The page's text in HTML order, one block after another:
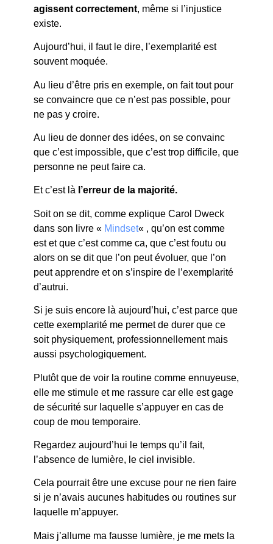
agissent correctement, même si l’injustice
existe.
Aujourd’hui, il faut le dire, l’exemplarité est
souvent moquée.
Au lieu d’être pris en exemple, on fait tout pour
se convaincre que ce n’est pas possible, pour
ne pas y croire.
Au lieu de donner des idées, on se convainc
que c’est impossible, que c’est trop difficile, que
personne ne peut faire ca.
Et c’est là l’erreur de la majorité.
Soit on se dit, comme explique Carol Dweck
dans son livre « Mindset« , qu’on est comme
est et que c’est comme ca, que c’est foutu ou
alors on se dit que l’on peut évoluer, que l’on
peut apprendre et on s’inspire de l’exemplarité
d’autrui.
Si je suis encore là aujourd’hui, c’est parce que
cette exemplarité me permet de durer que ce
soit physiquement, professionnellement mais
aussi psychologiquement.
Plutôt que de voir la routine comme ennuyeuse,
elle me stimule et me rassure car elle est gage
de sécurité sur laquelle s’appuyer en cas de
coup de mou temporaire.
Regardez aujourd’hui le temps qu’il fait,
l’absence de lumière, le ciel invisible.
Cela pourrait être une excuse pour ne rien faire
si je n’avais aucunes habitudes ou routines sur
laquelle m’appuyer.
Mais j’allume ma fausse lumière, je me mets la